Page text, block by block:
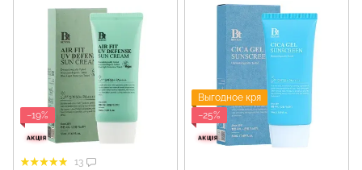
−19%
13
Выгодное кря
−25%